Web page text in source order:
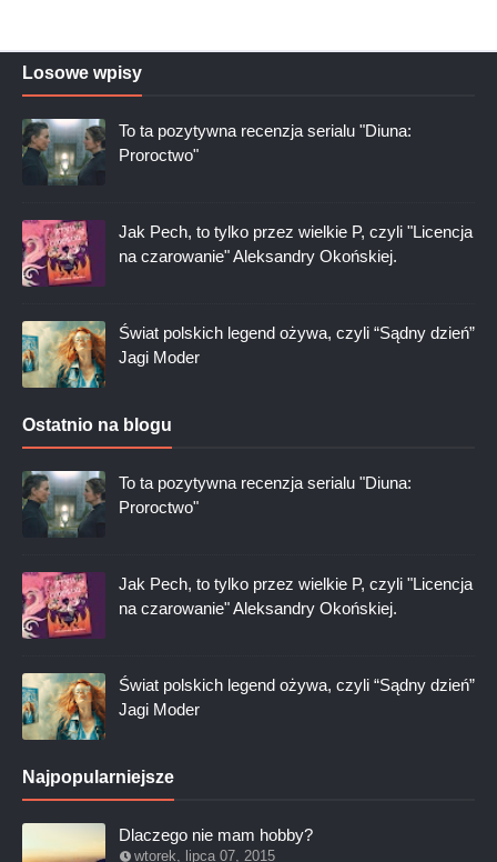
Losowe wpisy
To ta pozytywna recenzja serialu "Diuna:
Proroctwo"
Jak Pech, to tylko przez wielkie P, czyli "Licencja
na czarowanie" Aleksandry Okońskiej.
Świat polskich legend ożywa, czyli “Sądny dzień”
Jagi Moder
Ostatnio na blogu
To ta pozytywna recenzja serialu "Diuna:
Proroctwo"
Jak Pech, to tylko przez wielkie P, czyli "Licencja
na czarowanie" Aleksandry Okońskiej.
Świat polskich legend ożywa, czyli “Sądny dzień”
Jagi Moder
Najpopularniejsze
Dlaczego nie mam hobby?
wtorek, lipca 07, 2015